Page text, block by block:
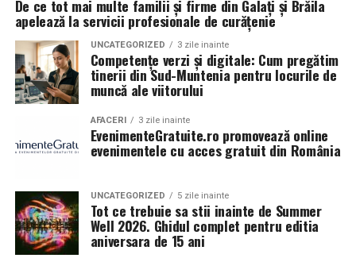
Gadgeturi tech– powerbank-uri, USB-uri,
suporturi de telefon
Produse ECO– reutilizabile, din bambus sau
carton reciclabil
– căni, pahare, șorțuri
Accesorii birou– suporturi de birou, mouse pad-
uri, sticky notes
ridicate.
Pe baza acestor informatii, poti decide daca sa investesti
in noi vehicule, sa optimizezi rutele sau sa renegociezi
contracte.
Contabilitatea este necesara in toate etapele unei firme
de transport: de la infiintare si operare zilnica, pana la
extindere si planificare strategica. Nu este doar o
controlul financiar si dezvoltarea afacerii. O evidenta
contabila bine organizata inseamna mai putine riscuri,
decizii mai bune si o companie mai stabila pe termen
lung.
benefice și reducând recurenţele.
De ce tot mai multe familii și firme din Galați și Brăila
apelează la servicii profesionale de curățenie
UNCATEGORIZED 3 zile inainte
Competențe verzi și digitale: Cum pregătim
tinerii din Sud-Muntenia pentru locurile de
muncă ale viitorului
AFACERI 3 zile inainte
EvenimenteGratuite.ro promovează online
evenimentele cu acces gratuit din România
UNCATEGORIZED 5 zile inainte
Tot ce trebuie sa stii inainte de Summer
Well 2026. Ghidul complet pentru editia
aniversara de 15 ani